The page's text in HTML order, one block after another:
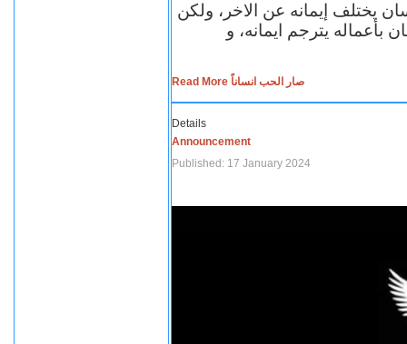
يختلف إيمانه عن الاخر، ولكن
بأعماله يترجم ايمانه، و
Read More صار الحب انساناً
Details
Announcement
Published: 17 January 2024